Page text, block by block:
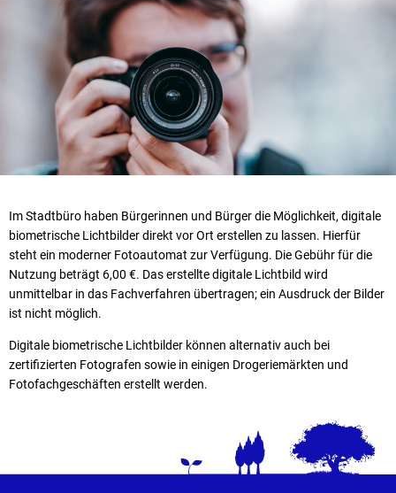
Im Stadtbüro haben Bürgerinnen und Bürger die Möglichkeit, digitale
biometrische Lichtbilder direkt vor Ort erstellen zu lassen. Hierfür
steht ein moderner Fotoautomat zur Verfügung. Die Gebühr für die
Nutzung beträgt 6,00 €. Das erstellte digitale Lichtbild wird
unmittelbar in das Fachverfahren übertragen; ein Ausdruck der Bilder
ist nicht möglich.
Digitale biometrische Lichtbilder können alternativ auch bei
zertifizierten Fotografen sowie in einigen Drogeriemärkten und
Fotofachgeschäften erstellt werden.